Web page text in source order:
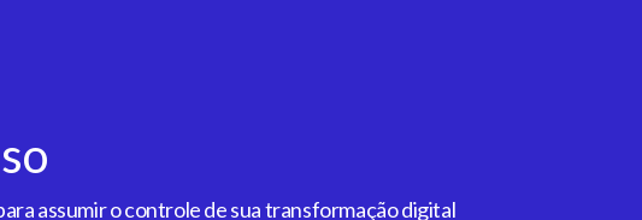
assumir o controle de sua transformação digital